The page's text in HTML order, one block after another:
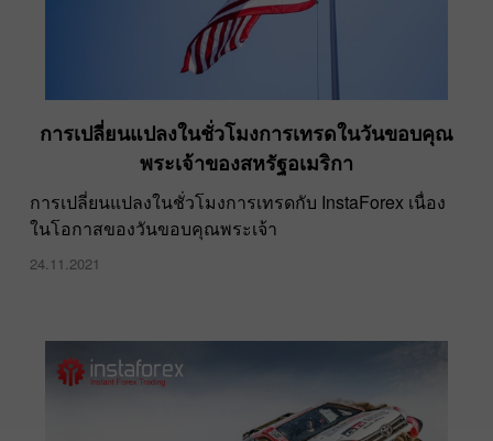
การเปลี่ยนแปลงในชั่วโมงการเทรดในวันขอบคุณ
พระเจ้าของสหรัฐอเมริกา
การเปลี่ยนแปลงในชั่วโมงการเทรดกับ InstaForex เนื่อง
ในโอกาสของวันขอบคุณพระเจ้า
24.11.2021